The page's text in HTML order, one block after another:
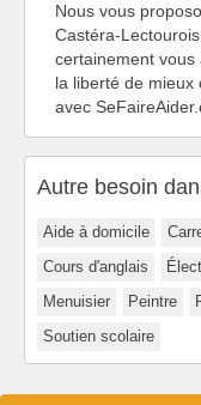
Nous vous
Castéra-
certainement
la liberté de mieux
avec
Autre besoin
Aide à domicile
Cours d'anglais
Menuisier
Peintre
Soutien scolaire